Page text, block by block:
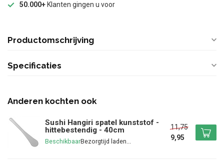
50.000+ Klanten gingen u voor
Productomschrijving
Specificaties
Anderen kochten ook
Sushi Hangiri spatel kunststof -
hittebestendig - 40cm
Beschikbaar
11,75
9,95